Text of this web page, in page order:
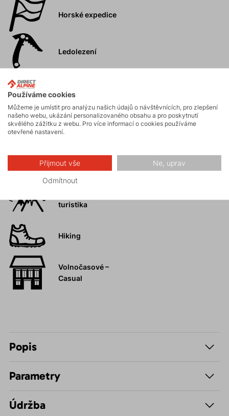
Horské expedice
Ledolezení
Turistika
Skalní lezení a
ferraty
turistika
Hiking
Volnočasové –
Casual
Popis
Parametry
Údržba
Používáme cookies
Můžeme je umístit pro analýzu našich údajů o návštěvnících, pro zlepšení
našeho webu, ukázání personalizovaného obsahu a pro poskytnutí
skvělého zážitku z webu. Pro více informací o cookies používáme
otevřené nastavení.
Přijmout vše Ne, uprav
Odmítnout